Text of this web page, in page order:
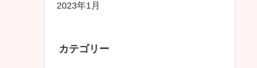
2023年1月
カテゴリー